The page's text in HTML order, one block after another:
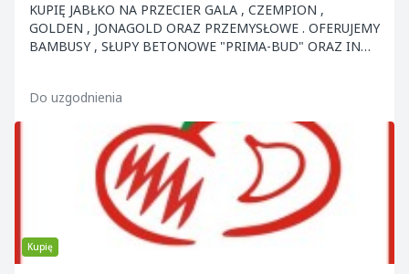
KUPIĘ JABŁKO NA PRZECIER GALA , CZEMPION ,
GOLDEN , JONAGOLD ORAZ PRZEMYSŁOWE . OFERUJEMY
BAMBUSY , SŁUPY BETONOWE "PRIMA-BUD" ORAZ INNE
Do uzgodnienia
Kupię